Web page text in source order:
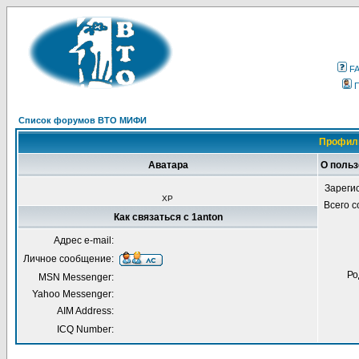
Список форумов ВТО МИФИ
Аватара О
ХР
Всего
Как связаться с 1anton
Адрес e-mail:
Личное сообщение:
MSN Messenger:
Yahoo Messenger:
AIM Address:
ICQ Number: